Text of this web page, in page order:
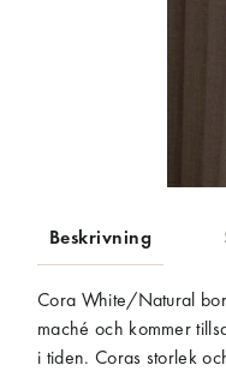
Beskrivning
Cora White/Natural
maché och kommer
i tiden. Coras storlek